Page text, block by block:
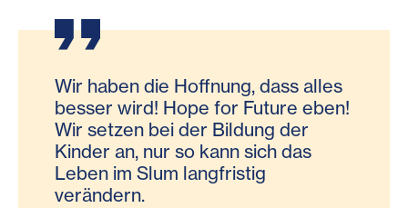
Wir haben die Hoffnung, dass alles
besser wird! Hope for Future eben!
Wir setzen bei der Bildung der
Kinder an, nur so kann sich das
Leben im Slum langfristig
verändern.